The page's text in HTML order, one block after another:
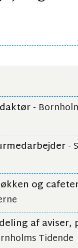
-
-
og
af aviser,
Tidende